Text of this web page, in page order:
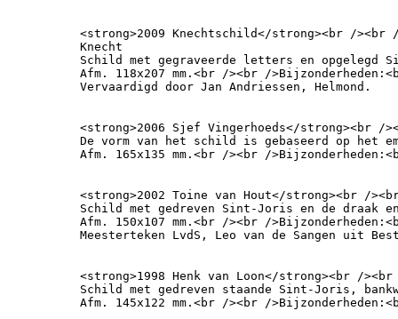
<strong>2009 Knechtschild</strong><br /
Knecht
Schild met gegraveerde letters en
Afm. 118x207 mm.<br /><br /
Vervaardigd door Jan Andriessen, Helmond.
<strong>2006 Sjef Vingerhoeds</
De vorm van het schild is gebaseerd op het
Afm. 165x135 mm.<br /><br /
<strong>2002 Toine van Hout</strong><br /
Schild met gedreven Sint-Joris en de draak
Afm. 150x107 mm.<br /><br /
Meesterteken LvdS, Leo van de Sangen uit
<strong>1998 Henk van Loon</strong><br /
Schild met gedreven staande Sint-Joris,
Afm. 145x122 mm.<br /><br /